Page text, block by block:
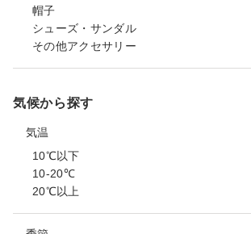
帽子
シューズ・サンダル
その他アクセサリー
気候から探す
気温
10℃以下
10-20℃
20℃以上